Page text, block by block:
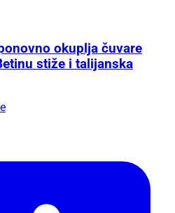
okuplja čuvare
stiže i talijanska